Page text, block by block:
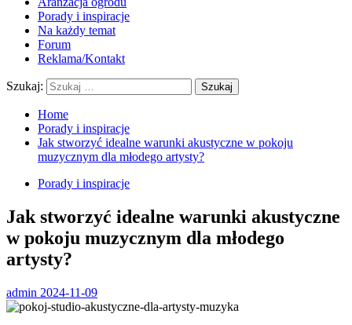
Porady i inspiracje
Na każdy temat
Forum
Reklama/Kontakt
Szukaj:
Home
Porady i inspiracje
Jak stworzyć idealne warunki akustyczne w pokoju
muzycznym dla młodego artysty?
Porady i inspiracje
Jak stworzyć idealne warunki akustyczne
w pokoju muzycznym dla młodego
artysty?
admin 2024-11-09